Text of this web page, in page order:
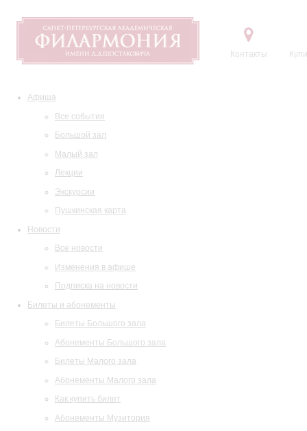
Контакты
Афиша
Все события
Большой зал
Малый зал
Лекции
Экскурсии
Пушкинская карта
Новости
Все новости
Изменения в афише
Подписка на новости
Билеты и абонементы
Билеты Большого зала
Абонементы Большого зала
Билеты Малого зала
Абонементы Малого зала
Как купить билет
Абонементы Музитория